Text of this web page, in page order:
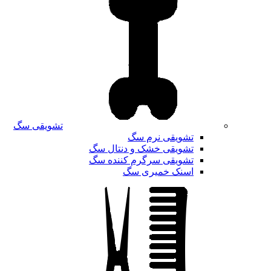
تشویقی سگ
تشویقی نرم سگ
تشویقی خشک و دنتال سگ
تشویقی سرگرم کننده سگ
اسنک خمیری سگ